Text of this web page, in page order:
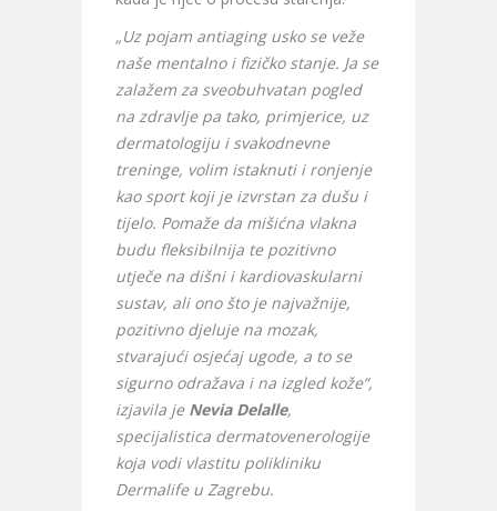
„Uz pojam antiaging usko se veže
naše mentalno i fizičko stanje. Ja se
zalažem za sveobuhvatan pogled
na zdravlje pa tako, primjerice, uz
dermatologiju i svakodnevne
treninge, volim istaknuti i ronjenje
kao sport koji je izvrstan za dušu i
tijelo. Pomaže da mišićna vlakna
budu fleksibilnija te pozitivno
utječe na dišni i kardiovaskularni
sustav, ali ono što je najvažnije,
pozitivno djeluje na mozak,
stvarajući osjećaj ugode, a to se
sigurno odražava i na izgled kože“,
izjavila je Nevia Delalle,
specijalistica dermatovenerologije
koja vodi vlastitu polikliniku
Dermalife u Zagrebu.